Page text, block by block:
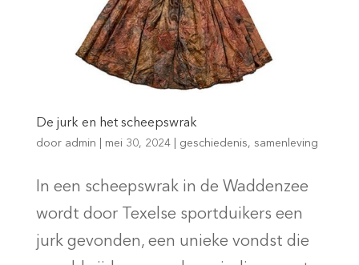
De jurk en het scheepswrak
door admin mei 30, 2024| geschiedenis, samenleving
In een scheepswrak in de Waddenzee
wordt door Texelse sportduikers een
jurk gevonden, een unieke vondst die